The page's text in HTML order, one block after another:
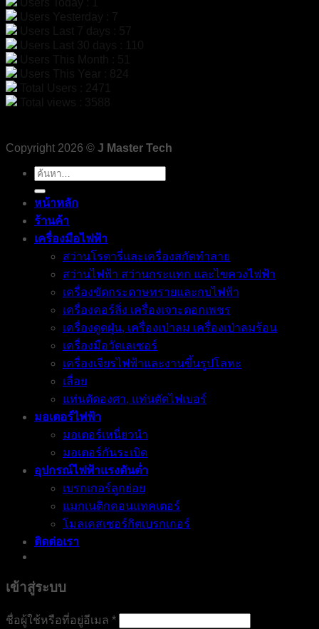
Copyright 2026 © J Master Tech
ค้นหา:
หน้าหลัก
ร้านค้า
เครื่องมือไฟฟ้า
สว่านโรตารี่และเครื่องสกัดทำลาย
สว่านไฟฟ้า สว่านกระแทก และไขควงไฟฟ้า
เครื่องขัดกระดาษทรายและกบไฟฟ้า
เครื่องคอร์ลิ่ง เครื่องเจาะดอกเพชร
เครื่องดูดฝุ่น, เครื่องเป่าลม เครื่องเป่าลมร้อน
เครื่องมือวัดเลเซอร์
เครื่องเจียรไฟฟ้าและงานขึ้นรูปโลหะ
เลื่อย
แท่นตัดองศา, แท่นตัดไฟเบอร์
มอเตอร์ไฟฟ้า
มอเตอร์เหนี่ยวนำ
มอเตอร์กันระเบิด
อุปกรณ์ไฟฟ้าแรงดันต่ำ
เบรกเกอร์ลูกย่อย
แมกเนติกคอนแทคเตอร์
โมลเคสเซอร์กิตเบรกเกอร์
ติดต่อเรา
เข้าสู่ระบบ
ชื่อผู้ใช้หรือที่อยู่อีเมล *ต้องการ